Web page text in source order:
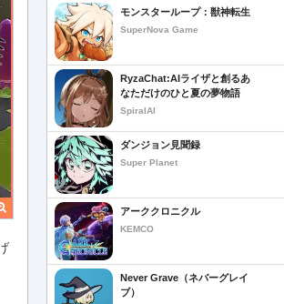
モンスターループ：獣神転生
SuperNova Game
RyzaChat:AIライザと創るあ
なただけのひと夏の夢物語
SpiralAI
ダンジョン見聞録
Super Planet
アーククロニクル
KEMCO
Never Grave（ネバーグレイ
ブ）